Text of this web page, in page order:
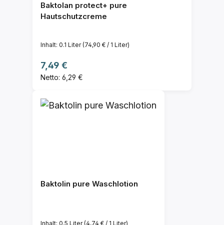
Baktolan protect+ pure
Hautschutzcreme
Inhalt: 0.1 Liter(74,90 € / 1 Liter)
Regulärer Preis:
7,49 €
Netto: 6,29 €
Baktolin pure Waschlotion
Inhalt: 0.5 Liter(4,74 € / 1 Liter)